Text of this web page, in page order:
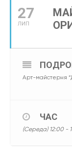
27
ЛИП
Арт-майстерня
ЧАС
(Середа) 12:00 -